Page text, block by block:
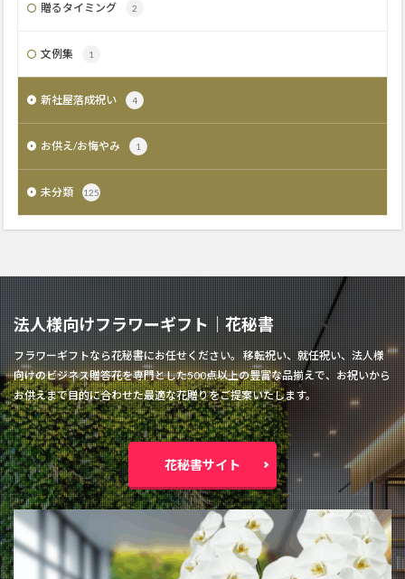
贈るタイミング 2
文例集 1
新社屋落成祝い 4
お供え/お悔やみ 1
未分類 125
法人様向けフラワーギフト│花秘書
フラワーギフトなら花秘書にお任せください。 移転祝い、就任祝い、法人様
向けのビジネス贈答花を専門とした500点以上の豊富な品揃えで、お祝いから
お供えまで目的に合わせた最適な花贈りをご提案いたします。
花秘書サイト